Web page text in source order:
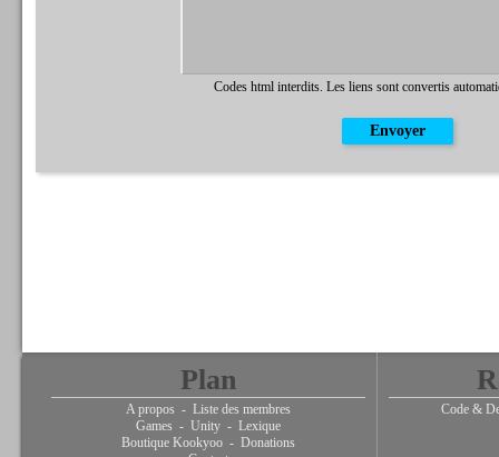
Codes html interdits. Les liens sont convertis
Plan
A propos - Liste des membres
Games - Unity - Lexique
Boutique Kookyoo - Donations
Code &